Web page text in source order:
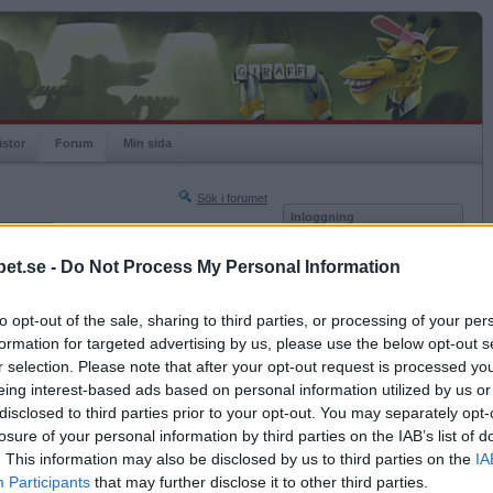
- Do Not Process My Personal Information
opt-out of the sale, sharing to third parties, or processing of your
for targeted advertising by us, please use the below opt-out
selection. Please note that after your opt-out request is processed
interest-based ads based on personal information utilized by us
to third parties prior to your opt-out. You may separately
of your personal information by third parties on the IAB’s list of
This information may also be disclosed by us to third parties on the
Participants that may further disclose it to other third parties.
Forum Min sida
Sök i forumet
Nästa sida »
2014-08-14 09:53
Inloggning
Kom ihåg mig
Glömt ditt lösenord?
Få ny aktiveringslänk
Betapet är gratis!